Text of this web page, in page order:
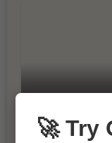
Marketing
🚀 Try